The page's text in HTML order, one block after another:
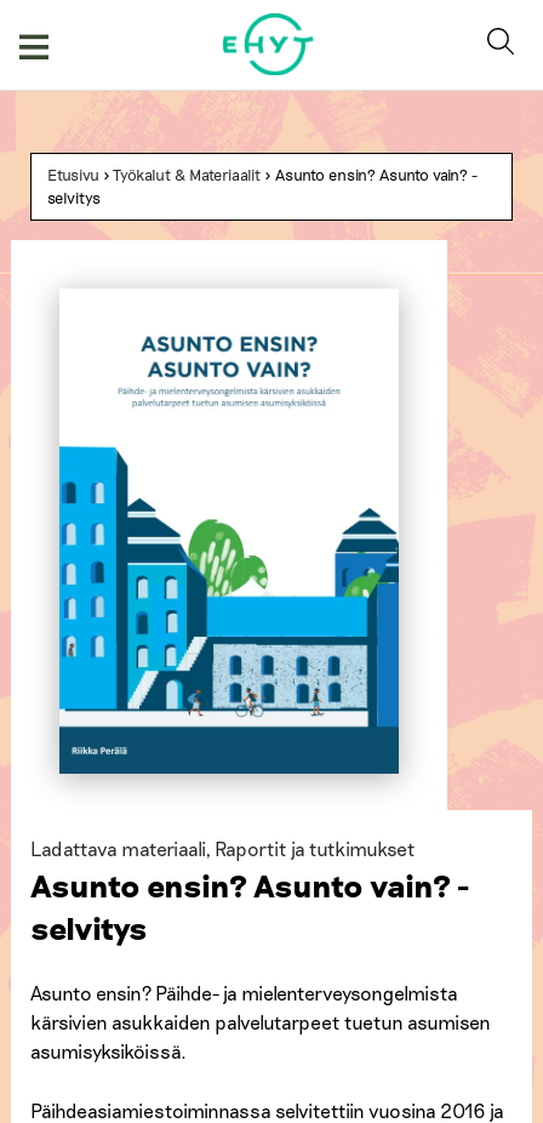
Etusivu >Työkalut & Materiaalit> Asunto ensin? Asunto vain? -
selvitys
Ladattava materiaali, Raportit ja tutkimukset
Asunto ensin? Asunto vain? -
selvitys
Asunto ensin? Päihde- ja mielenterveysongelmista
kärsivien asukkaiden palvelutarpeet tuetun asumisen
asumisyksiköissä.
Päihdeasiamiestoiminnassa selvitettiin vuosina 2016 ja